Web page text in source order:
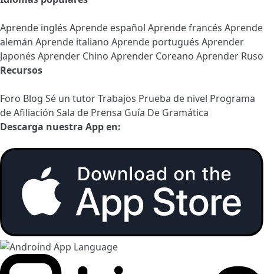
Aprende inglés Aprende español Aprende francés Aprende
alemán Aprende italiano Aprende portugués Aprender
Japonés Aprender Chino Aprender Coreano Aprender Ruso
Recursos
Foro Blog Sé un tutorTrabajos Prueba de nivel Programa
de Afiliación Sala de Prensa Guía De Gramática
Descarga nuestra App en: